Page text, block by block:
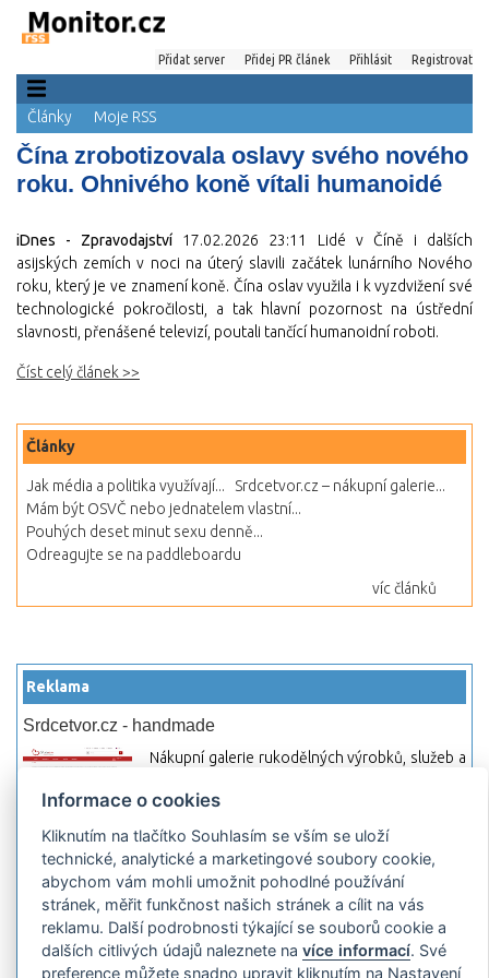
Přidat server Přidej PR článek Přihlásit Registrovat
Články Moje RSS
Čína zrobotizovala oslavy svého nového
roku. Ohnivého koně vítali humanoidé
iDnes - Zpravodajství 17.02.2026 23:11
Lidé v Číně i dalších
asijských zemích v noci na úterý slavili začátek lunárního Nového
roku, který je ve znamení koně. Čína oslav využila i k vyzdvižení své
technologické pokročilosti, a tak hlavní pozornost na ústřední
slavnosti, přenášené televizí, poutali tančící humanoidní roboti.
Číst celý článek >>
Články
Jak média a politika využívají...
Srdcetvor.cz – nákupní galerie...
Mám být OSVČ nebo jednatelem vlastní...
Pouhých deset minut sexu denně...
Odreagujte se na paddleboardu
víc článků
Reklama
Srdcetvor.cz - handmade
Nákupní galerie rukodělných výrobků, služeb a
začít prodávat nebo jen nakupovat.
Hledej-hosting.cz - webhosting, VPS
hosting
Přehled webhostingových, multihosting a VPS
hosting programů s možností jejich
pokročilého vyhledávání a porovnávání.
Najděte si jednoduše vhodný hosting.
Informace o cookies
Kliknutím na tlačítko Souhlasím se vším se uloží
technické, analytické a marketingové soubory cookie,
abychom vám mohli umožnit pohodlné používání
stránek, měřit funkčnost našich stránek a cílit na vás
reklamu. Další podrobnosti týkající se souborů cookie a
dalších citlivých údajů naleznete navíce informací. Své
preference můžete snadno upravit kliknutím na Nastavení